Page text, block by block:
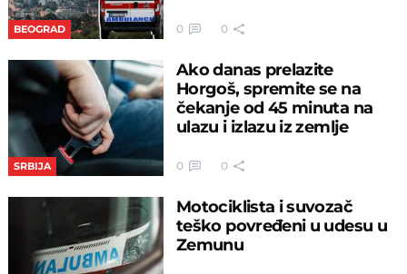
BEOGRAD 0 0
SRBIJA
Ako danas prelazite
Horgoš, spremite se na
čekanje od 45 minuta na
ulazu i izlazu iz zemlje
0 0
Motociklista i suvozač
teško povređeni u udesu u
Zemunu